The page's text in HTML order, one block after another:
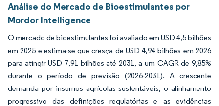
Análise do Mercado de Bioestimulantes por
Mordor Intelligence
O mercado de bioestimulantes foi avaliado em USD 4,5 bilhões
em 2025 e estima-se que cresça de USD 4,94 bilhões em 2026
para atingir USD 7,91 bilhões até 2031, a um CAGR de 9,85%
durante o período de previsão (2026-2031). A crescente
demanda por insumos agrícolas sustentáveis, o alinhamento
progressivo das definições regulatórias e as evidências